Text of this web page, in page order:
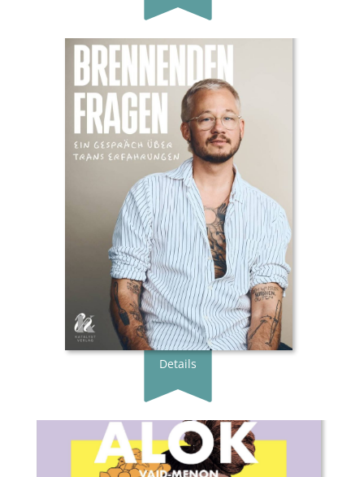
Buchautor:in:Henri Maximilian Jakobs,
Christina Wolf
Verlag:Zuckersüß SPARK Verlag
Genre:Jugendbuch
Klappenbroschur
978-3-949315-28-2
19.00 €
Erscheingsdatum:16.02.23
zum Shop
Details